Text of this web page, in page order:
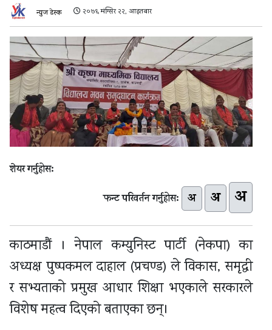
न्युज डेस्क २०७६ मंग्सिर २२, आइतबार
शेयर गर्नुहोस:
फन्ट परिवर्तन गर्नुहोस: अ अ अ
काठमाडौं । नेपाल कम्युनिस्ट पार्टी (नेकपा) का
अध्यक्ष पुष्पकमल दाहाल (प्रचण्ड) ले विकास, समृद्धी
र सभ्यताको प्रमुख आधार शिक्षा भएकाले सरकारले
विशेष महत्व दिएको बताएका छन्।